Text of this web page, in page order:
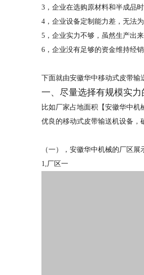
3，企业在选购原材料和半成品
4，企业设备定制能力差，无法
5，企业实力不够，虽然生产出
6， 企业没有足够的资金维持经
下面就由安徽华中移动式皮带输
一、尽量选择有规模实力
比如厂家占地面积【安徽华中
优良的移动式皮带输送机设备，
（一），安徽华中机械的厂区展
1,厂区一